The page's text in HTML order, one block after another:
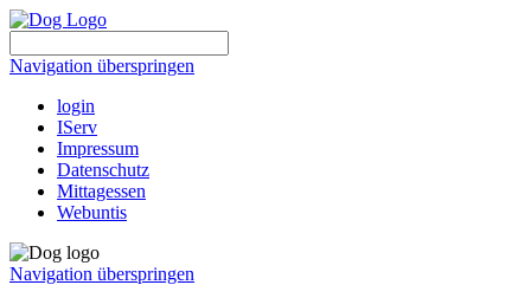
Navigation überspringen
login
IServ
Impressum
Datenschutz
Mittagessen
Webuntis
Navigation überspringen